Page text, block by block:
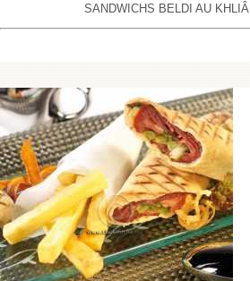
SANDWICHS BELDI AU KHLIÂ